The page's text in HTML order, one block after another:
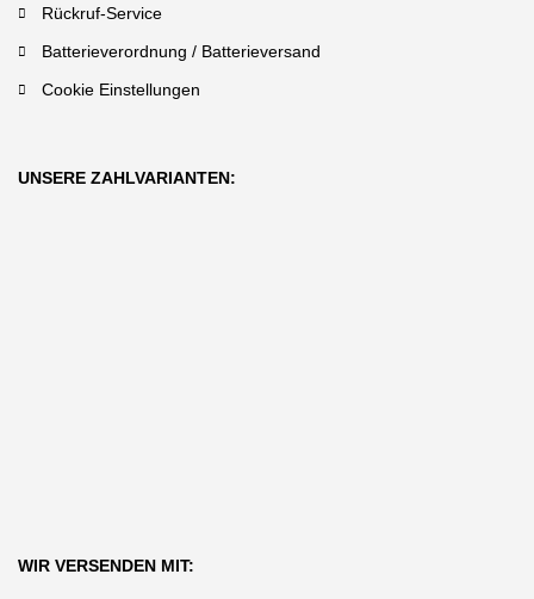
Rückruf-Service
Batterieverordnung / Batterieversand
Cookie Einstellungen
UNSERE ZAHLVARIANTEN:
WIR VERSENDEN MIT: